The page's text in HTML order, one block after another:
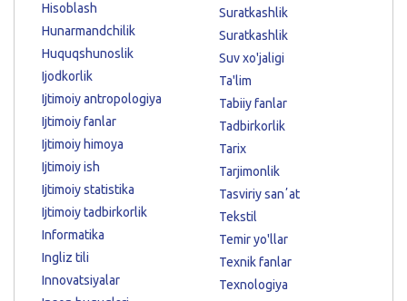
Hisoblash
Hunarmandchilik
Huquqshunoslik
Ijodkorlik
Ijtimoiy antropologiya
Ijtimoiy fanlar
Ijtimoiy himoya
Ijtimoiy ish
Ijtimoiy statistika
Ijtimoiy tadbirkorlik
Informatika
Ingliz tili
Innovatsiyalar
Suratkashlik
Suratkashlik
Suv xo'jaligi
Ta'lim
Tabiiy fanlar
Tadbirkorlik
Tarix
Tarjimonlik
Tasviriy sanʼat
Tekstil
Temir yo'llar
Texnik fanlar
Texnologiya